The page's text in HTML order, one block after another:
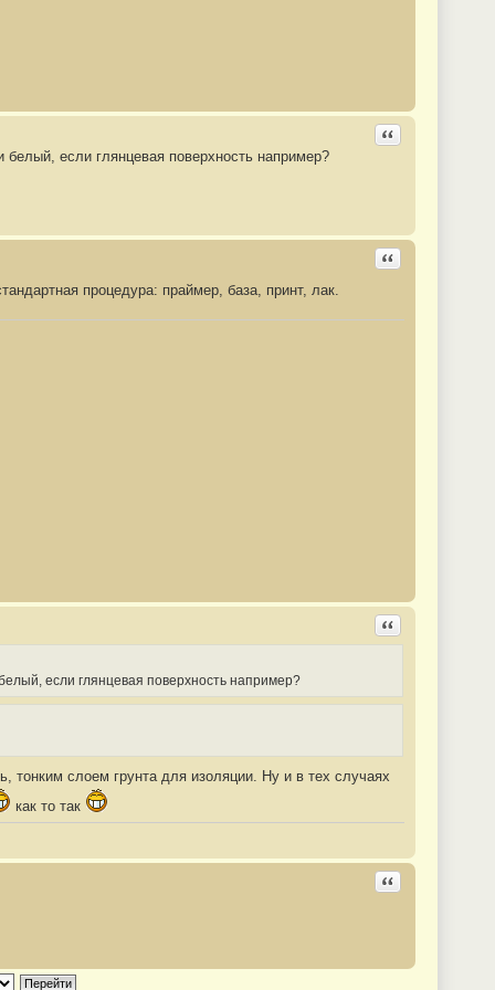
Ответить с
если глянцевая поверхность например?
Ответить с
процедура: праймер, база, принт, лак.
Ответить с
если глянцевая поверхность например?
тонким слоем грунта для изоляции. Ну и в тех случаях
как то так
Ответить с